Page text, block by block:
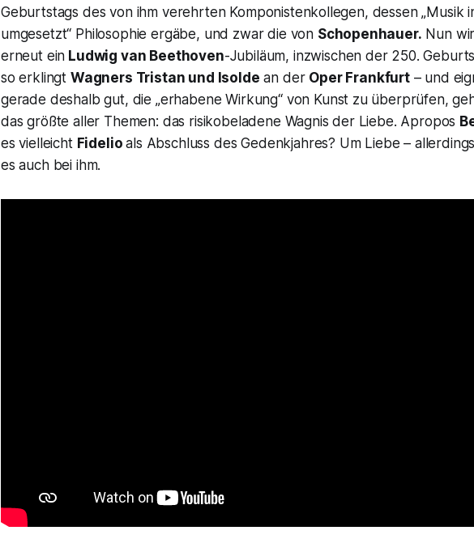
Geburtstags des von ihm verehrten Komponistenkollegen, dessen „Musik
umgesetzt“ Philosophie ergäbe, und zwar die von Schopenhauer. Nun
erneut ein Ludwig van Beethoven-Jubiläum, inzwischen der 250.
so erklingt Wagners Tristan und Isolde an der Oper Frankfurt– und
gerade deshalb gut, die „erhabene Wirkung“ von Kunst zu überprüfen,
das größte aller Themen: das risikobeladene Wagnis der Liebe. Apropos
es vielleicht Fidelio als Abschluss des Gedenkjahres? Um Liebe –
es auch bei ihm.